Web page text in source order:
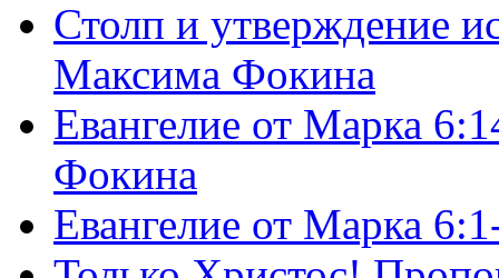
Столп и утверждение
Максима Фокина
Евангелие от Марка
Фокина
Евангелие от Марка